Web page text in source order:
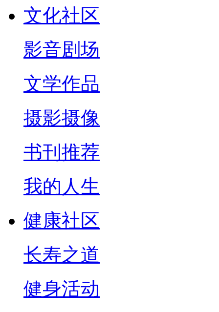
文化社区
影音剧场
文学作品
摄影摄像
书刊推荐
我的人生
健康社区
长寿之道
健身活动